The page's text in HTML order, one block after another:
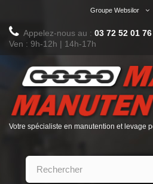
Groupe Websilor
Appelez-nous au : 03 72 52 01 76
Ven : 9h-12h | 14h-17h
Votre spécialiste en manutention et levage